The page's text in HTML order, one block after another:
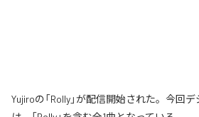
Yujiroの「Rolly」が配信開始された。今回